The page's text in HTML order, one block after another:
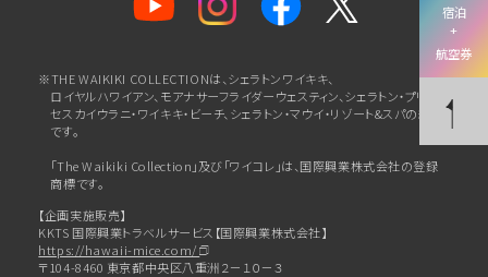
※THE WAIKIKI COLLECTIONは、シェラトンワイキキ、
ロイヤルハワイアン、モアナサーフライダーウェスティン、シェラトン・プリン
セスカイウラニ・ワイキキ・ビーチ、シェラトン・マウイ・リゾート&スパの総称
です。
「The Waikiki Collection」及び「ワイコレ」は、国際興業株式会社の登録
商標です。
【企画実施販売】
KKTS 国際興業トラベルサービス【国際興業株式会社】
https://hawaii-mice.com/
〒104-8460 東京都中央区八重洲２－１０－３
宿泊
+
航空券